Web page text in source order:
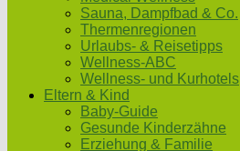
Sauna, Dampfbad & Co.
Thermenregionen
Urlaubs- & Reisetipps
Wellness-ABC
Wellness- und Kurhotels
Eltern & Kind
Baby-Guide
Gesunde Kinderzähne
Erziehung & Familie